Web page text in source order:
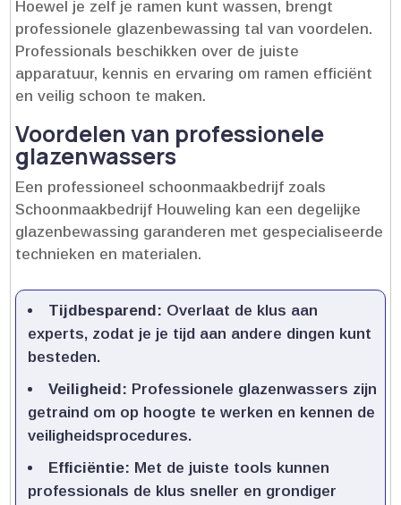
Hoewel je zelf je ramen kunt wassen, brengt
professionele glazenbewassing tal van voordelen.​
Professionals beschikken over de juiste
apparatuur, kennis en ervaring om ramen efficiënt
en veilig schoon te maken.​
Voordelen van professionele
glazenwassers
Een professioneel schoonmaakbedrijf zoals
Schoonmaakbedrijf Houweling kan een degelijke
glazenbewassing garanderen met gespecialiseerde
technieken en materialen.​
Tijdbesparend: Overlaat de klus aan
experts, zodat je je tijd aan andere dingen kunt
besteden.​
Veiligheid: Professionele glazenwassers zijn
getraind om op hoogte te werken en kennen de
veiligheidsprocedures.​
Efficiëntie: Met de juiste tools kunnen
professionals de klus sneller en grondiger